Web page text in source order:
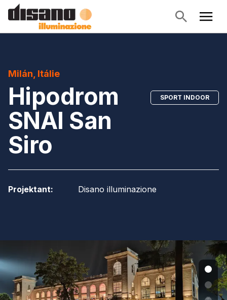
Milán, Itálie
Hipodrom
SNAI San
Siro
SPORT INDOOR
Projektant: Disano illuminazione